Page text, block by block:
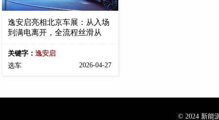
逸安启亮相北京车展：从入场
到满电离开，全流程丝滑从
关键字： 逸安启
选车
2026-04-27
© 2024 新能